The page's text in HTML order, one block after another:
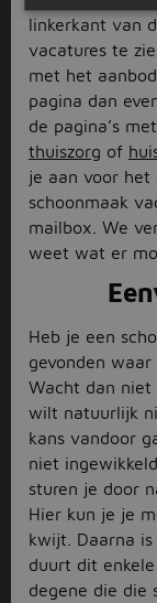
linkerkant van
vacatures te
met het
pagina dan
de pagina’s
thuiszorg of
je aan voor
schoonmaak
mailbox. We
weet wat er
Heb je een
gevonden
Wacht dan niet
wilt natuurlijk
kans vandoor
niet
sturen je door
Hier kun je je
kwijt. Daarna
duurt dit
degene die die